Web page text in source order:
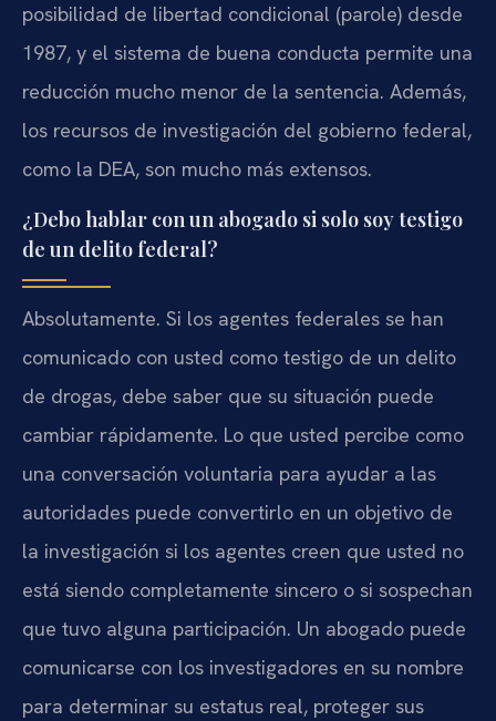
posibilidad de libertad condicional (parole) desde
1987, y el sistema de buena conducta permite una
reducción mucho menor de la sentencia. Además,
los recursos de investigación del gobierno federal,
como la DEA, son mucho más extensos.
¿Debo hablar con un abogado si solo soy testigo
de un delito federal?
Absolutamente. Si los agentes federales se han
comunicado con usted como testigo de un delito
de drogas, debe saber que su situación puede
cambiar rápidamente. Lo que usted percibe como
una conversación voluntaria para ayudar a las
autoridades puede convertirlo en un objetivo de
la investigación si los agentes creen que usted no
está siendo completamente sincero o si sospechan
que tuvo alguna participación. Un abogado puede
comunicarse con los investigadores en su nombre
para determinar su estatus real, proteger sus